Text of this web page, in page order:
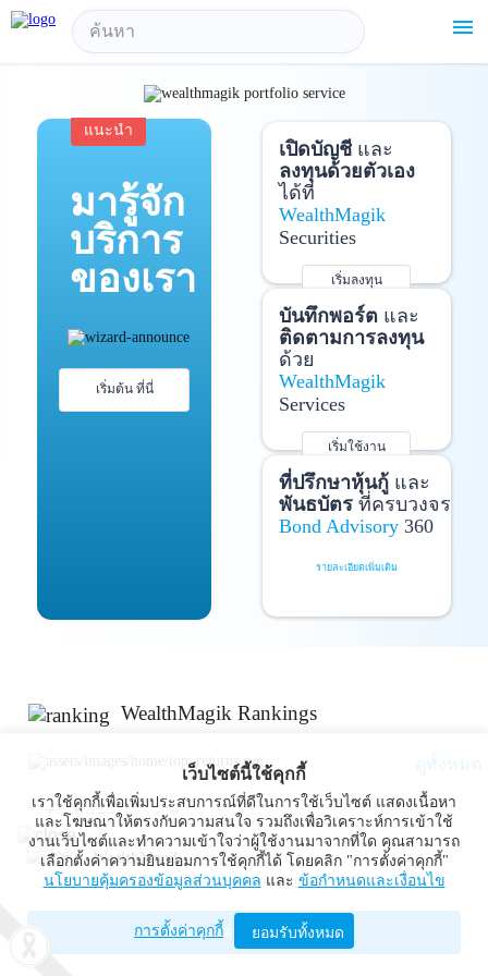
menu
แนะนำ
มารู้จัก
บริการ
ของเรา
เริ่มต้น ที่นี่
เปิดบัญชีและ
ลงทุนด้วยตัวเอง
ได้ที่
WealthMagik
Securities
เริ่มลงทุน
รายละเอียดเพิ่มเติม
บันทึกพอร์ตและ
ติดตามการลงทุน
ด้วย
WealthMagik
Services
เริ่มใช้งาน
รายละเอียดเพิ่มเติม
ที่ปรึกษาหุ้นกู้และ
พันธบัตรที่ครบวงจร
Bond Advisory360
รายละเอียดเพิ่มเติม
WealthMagik Rankings
ดูทั้งหมด
Top Returns
กองทุนตราสารทุน
อันดับ กองทุน บลจ.
WealthMagik
Wealth Management System Limited
เปิดด้วยแอป WealthMagik
!-- Start Advertise -->
เว็บไซต์นี้ใช้คุกกี้
เราใช้คุกกี้เพื่อเพิ่มประสบการณ์ที่ดีในการใช้เว็บไซต์ แสดงเนื้อหา
และโฆษณาให้ตรงกับความสนใจ รวมถึงเพื่อวิเคราะห์การเข้าใช้
งานเว็บไซต์และทำความเข้าใจว่าผู้ใช้งานมาจากที่ใด คุณสามารถ
เลือกตั้งค่าความยินยอมการใช้คุกกี้ได้ โดยคลิก "การตั้งค่าคุกกี้"
นโยบายคุ้มครองข้อมูลส่วนบุคคล และ ข้อกำหนดและเงื่อนไข
การตั้งค่าคุกกี้ ยอมรับทั้งหมด